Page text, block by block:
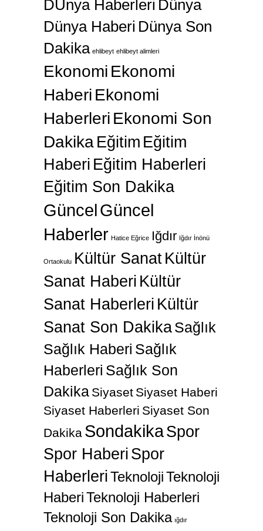
DÜnya Haberleri Dünya
Dünya Haberi Dünya Son
Dakika ehlibeyt ehlibeyt alimleri
Ekonomi Ekonomi
Haberi Ekonomi
Haberleri Ekonomi Son
Dakika Eğitim Eğitim
Haberi Eğitim Haberleri
Eğitim Son Dakika
GüncelGüncel
Haberler Hatice Eğrice Iğdır Iğdır İnönü
Ortaokulu Kültür SanatKültür
Sanat Haberi Kültür
Sanat Haberleri Kültür
Sanat Son DakikaSağlık
Sağlık Haberi Sağlık
Haberleri Sağlık Son
Dakika Siyaset Siyaset Haberi
Siyaset Haberleri Siyaset Son
Dakika SondakikaSpor
Spor Haberi Spor
HaberleriTeknolojiTeknoloji
HaberiTeknoloji Haberleri
Teknoloji Son Dakika ığdır